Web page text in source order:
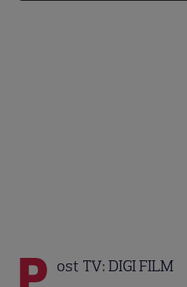
ost TV: DIGI FILM